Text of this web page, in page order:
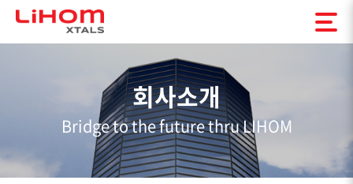
회사소개
Bridge to the future thru LIHOM